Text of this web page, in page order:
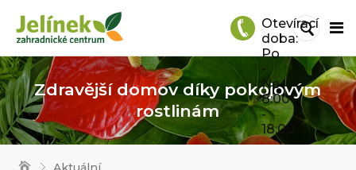
Otevírací
doba:
Po
-
Ne
8:00
-
18:00
Zdravější domov díky pokojovým
rostlinám